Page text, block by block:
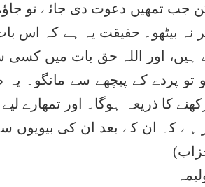
جب تمھیں دعوت دی جائے تو جاؤ،
نہ بیٹھو۔ حقیقت یہ ہے کہ اس
ہیں، اور اللہ حق بات میں
تو پردے کے پیچھے سے مانگو۔
کا ذریعہ ہوگا۔ اور تمھارے
ہے کہ ان کے بعد ان کی بیویوں